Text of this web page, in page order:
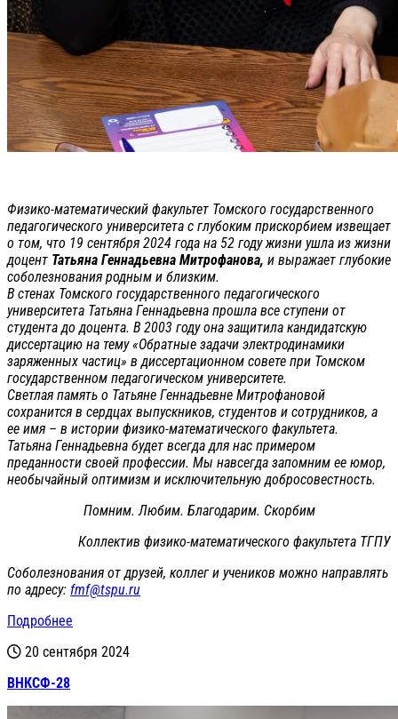
Физико-математический факультет Томского государственного
педагогического университета с глубоким прискорбием извещает
о том, что 19 сентября 2024 года на 52 году жизни ушла из жизни
доцент Татьяна Геннадьевна Митрофанова, и выражает глубокие
соболезнования родным и близким.
В стенах Томского государственного педагогического
университета Татьяна Геннадьевна прошла все ступени от
студента до доцента. В 2003 году она защитила кандидатскую
диссертацию на тему «Обратные задачи электродинамики
заряженных частиц» в диссертационном совете при Томском
государственном педагогическом университете.
Светлая память о Татьяне Геннадьевне Митрофановой
сохранится в сердцах выпускников, студентов и сотрудников, а
ее имя – в истории физико-математического факультета.
Татьяна Геннадьевна будет всегда для нас примером
преданности своей профессии. Мы навсегда запомним ее юмор,
необычайный оптимизм и исключительную добросовестность.
Помним. Любим. Благодарим. Скорбим
Коллектив физико-математического факультета ТГПУ
Соболезнования от друзей, коллег и учеников можно направлять
по адресу: fmf@tspu.ru
Подробнее
20 сентября 2024
ВНКСФ-28